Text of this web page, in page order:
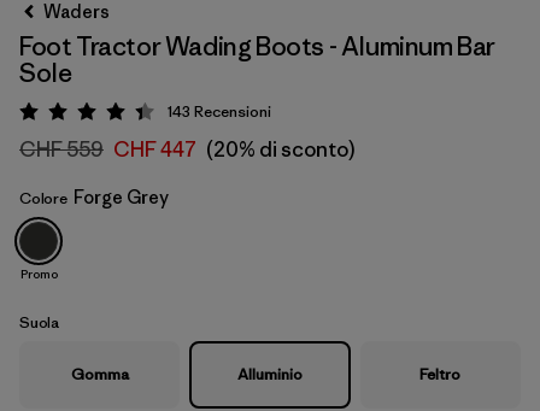
Forge Grey
Waders
Foot Tractor Wading Boots - Aluminum Bar
Sole
Valutazione: 4.4 / 5
143 Recensioni
CHF 559 CHF 447 (20% di sconto)
Colore Forge Grey
Promo
Suola
Gomma Alluminio Feltro